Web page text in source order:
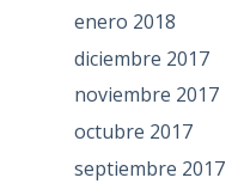
enero 2018
diciembre 2017
noviembre 2017
octubre 2017
septiembre 2017